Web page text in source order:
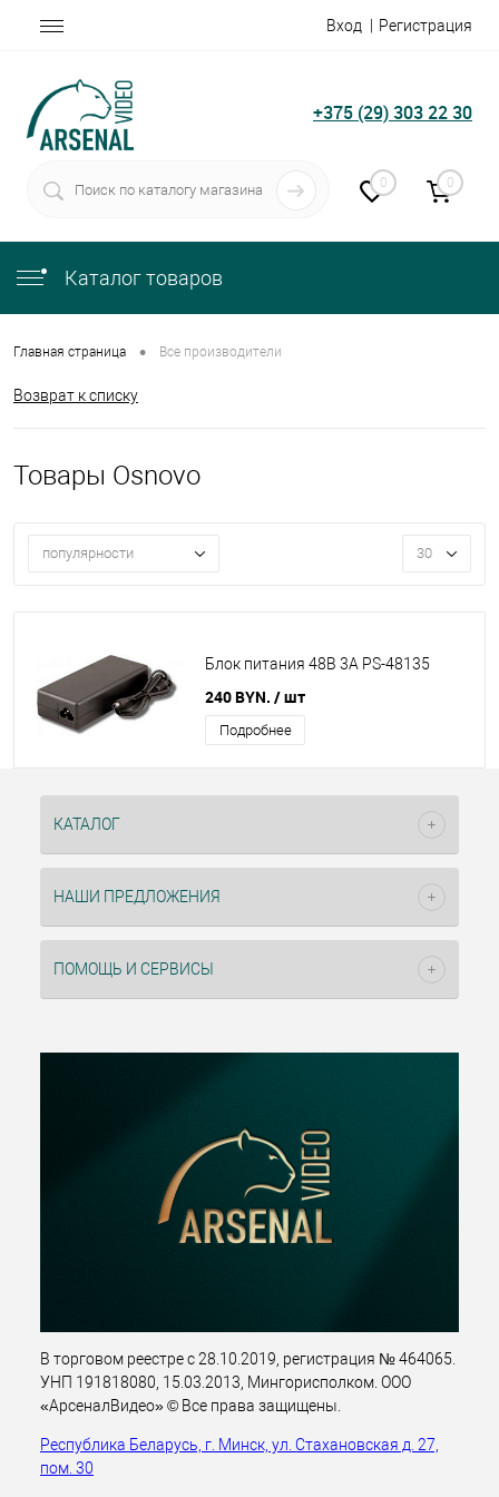
Вход Регистрация
+375 (29) 303 22 30
0 0
Каталог товаров
Главная страница • Все производители
Возврат к списку
Товары Osnovo
популярности 30
Блок питания 48В 3А PS-48135
240 BYN. / шт
Подробнее
КАТАЛОГ
НАШИ ПРЕДЛОЖЕНИЯ
ПОМОЩЬ И СЕРВИСЫ
В торговом реестре с 28.10.2019, регистрация № 464065.
УНП 191818080, 15.03.2013, Мингорисполком. ООО
«АрсеналВидео» © Все права защищены.
Республика Беларусь, г. Минск, ул. Стахановская д. 27,
пом. 30